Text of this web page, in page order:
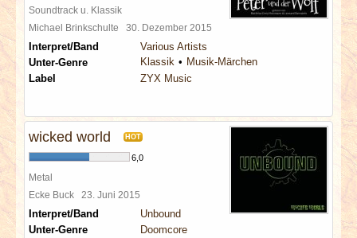
Soundtrack u. Klassik
Michael Brinkschulte 30. Dezember 2015
Interpret/Band
Various Artists
Unter-Genre
Klassik
Musik-Märchen
Label
ZYX Music
wicked world HOT
6,0
Metal
Ecke Buck 23. Juni 2015
Interpret/Band
Unbound
Unter-Genre
Doomcore